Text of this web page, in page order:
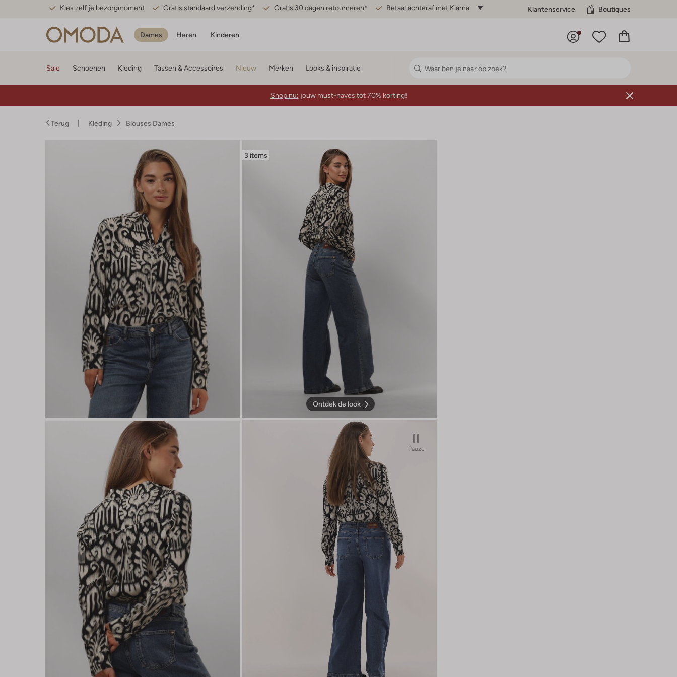
Kies zelf je bezorgmoment Gratis standaard verzending* Gratis 30 dagen retourneren* Betaal achteraf met Klarna Klantenservice Boutiques
Dames Heren Kinderen
Sale Schoenen Kleding Tassen & Accessoires Nieuw Merken Looks & inspiratie
Shop nu: jouw must-haves tot 70% korting!
Terug Kleding Blouses Dames
3 items
Ontdek de look
Pauze